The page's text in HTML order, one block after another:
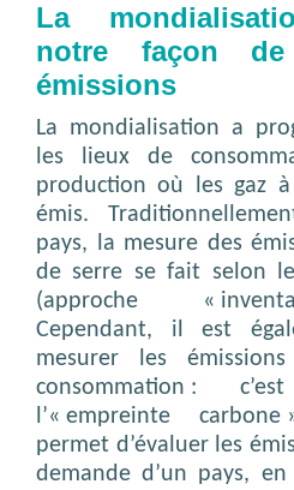
La
notre façon
émissions
La mondialisation a
les lieux de
production où les gaz
émis.
pays, la mesure des
de serre se fait selon
(approche «
Cependant, il est
mesurer les
consommation :
l’« empreinte
permet d’évaluer les
demande d’un pays,